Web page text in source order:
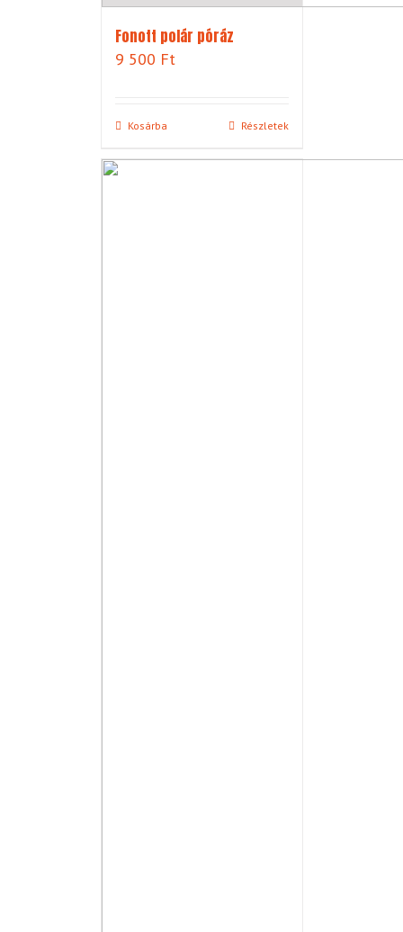
Fonott polár póráz
9 500 Ft
Kosárba Részletek